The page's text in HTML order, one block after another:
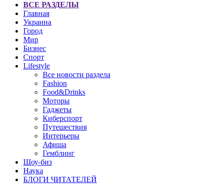
ВСЕ РАЗДЕЛЫ
Главная
Украина
Город
Мир
Бизнес
Спорт
Lifestyle
Все новости раздела
Fashion
Food&Drinks
Моторы
Гаджеты
Киберспорт
Путешествия
Интерьеры
Афиша
Гемблинг
Шоу-биз
Наука
БЛОГИ ЧИТАТЕЛЕЙ